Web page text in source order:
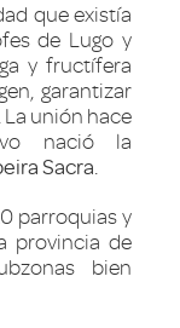
que existía
de Lugo y
y fructífera
garantizar
unión hace
nació la
Sacra
parroquias y
provincia de
bien